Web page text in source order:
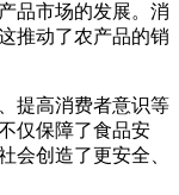
品市场的发展。消
推动了农产品的销
提高消费者意识等
仅保障了食品安
会创造了更安全、